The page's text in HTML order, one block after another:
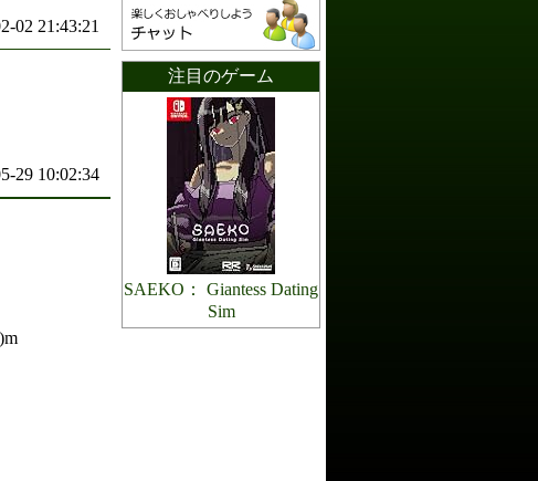
02 21:43:21
29 10:02:34
注目のゲーム
SAEKO： Giantess Dating
Sim